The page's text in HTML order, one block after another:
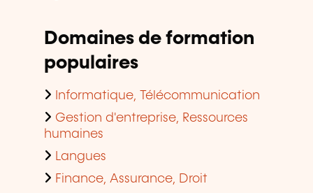
Domaines de formation
populaires
Informatique, Télécommunication
Gestion d'entreprise, Ressources
humaines
Langues
Finance, Assurance, Droit